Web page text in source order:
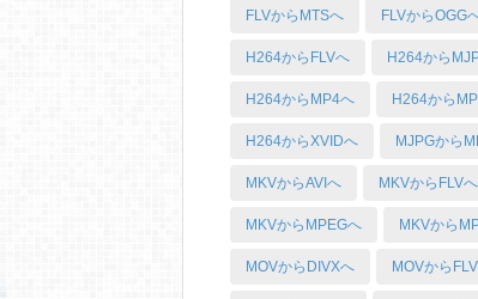
FLVからMTSへ FLVからOGG
H264からFLVへ H264から
H264からMP4へ H264から
H264からXVIDへ MJPGから
MKVからAVIへ MKVからFLVへ
MKVからMPEGへ MKVから
MOVからDIVXへ MOVから